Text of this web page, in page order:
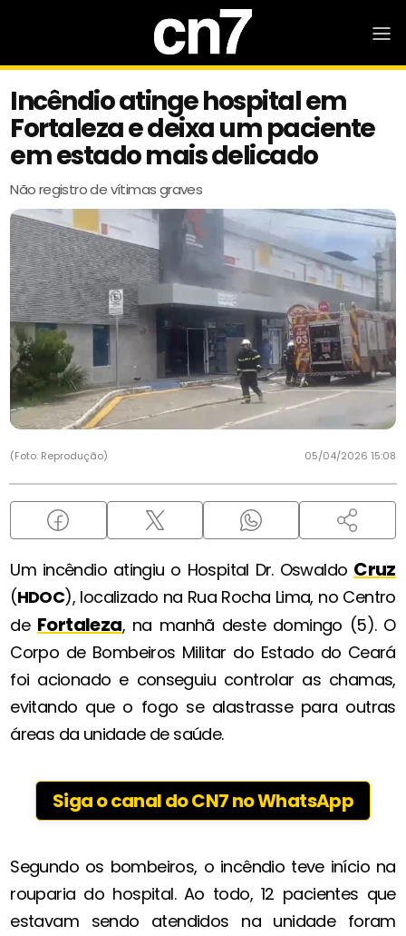
Incêndio atinge hospital em
Fortaleza e deixa um paciente
em estado mais delicado
Não registro de vítimas graves
(Foto: Reprodução) 05/04/2026 15:08
Um incêndio atingiu o Hospital Dr. Oswaldo Cruz
(HDOC), localizado na Rua Rocha Lima, no Centro
de Fortaleza, na manhã deste domingo (5). O
Corpo de Bombeiros Militar do Estado do Ceará
foi acionado e conseguiu controlar as chamas,
evitando que o fogo se alastrasse para outras
áreas da unidade de saúde.
Siga o canal do CN7 no WhatsApp
Segundo os bombeiros, o incêndio teve início na
rouparia do hospital. Ao todo, 12 pacientes que
estavam sendo atendidos na unidade foram